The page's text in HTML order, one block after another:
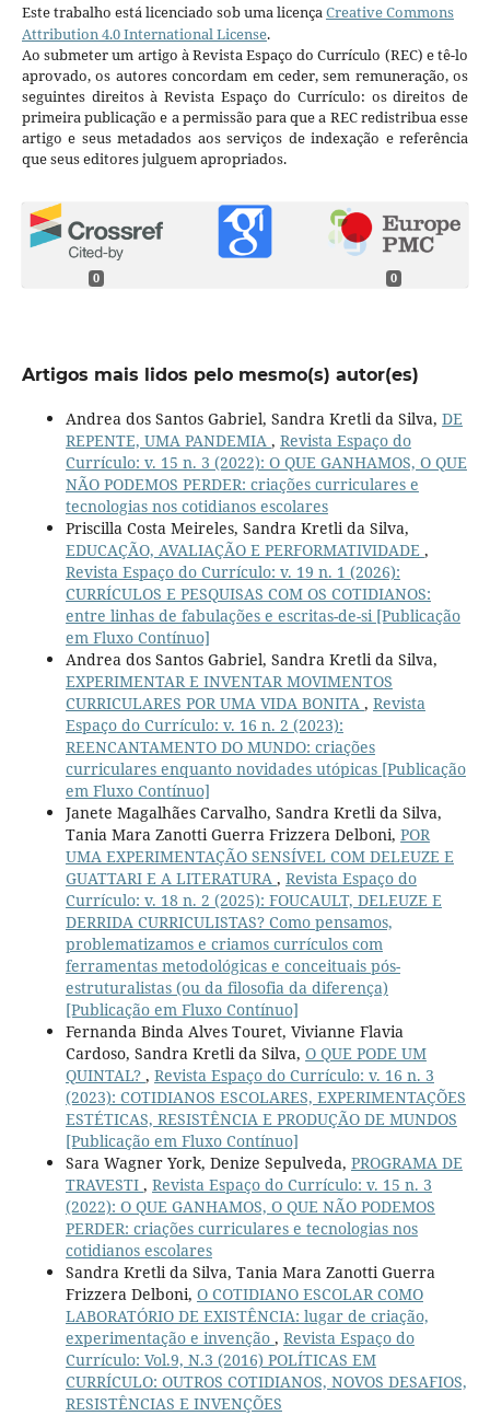
Este trabalho está licenciado sob uma licença Creative Commons
Attribution 4.0 International License.
Ao submeter um artigo à Revista Espaço do Currículo (REC) e tê-lo
aprovado, os autores concordam em ceder, sem remuneração, os
seguintes direitos à Revista Espaço do Currículo: os direitos de
primeira publicação e a permissão para que a REC redistribua esse
artigo e seus metadados aos serviços de indexação e referência
que seus editores julguem apropriados.
0 0
Artigos mais lidos pelo mesmo(s) autor(es)
Andrea dos Santos Gabriel, Sandra Kretli da Silva, DE
REPENTE, UMA PANDEMIA , Revista Espaço do
Currículo: v. 15 n. 3 (2022): O QUE GANHAMOS, O QUE
NÃO PODEMOS PERDER: criações curriculares e
tecnologias nos cotidianos escolares
Priscilla Costa Meireles, Sandra Kretli da Silva,
EDUCAÇÃO, AVALIAÇÃO E PERFORMATIVIDADE ,
Revista Espaço do Currículo: v. 19 n. 1 (2026):
CURRÍCULOS E PESQUISAS COM OS COTIDIANOS:
entre linhas de fabulações e escritas-de-si [Publicação
em Fluxo Contínuo]
Andrea dos Santos Gabriel, Sandra Kretli da Silva,
EXPERIMENTAR E INVENTAR MOVIMENTOS
CURRICULARES POR UMA VIDA BONITA , Revista
Espaço do Currículo: v. 16 n. 2 (2023):
REENCANTAMENTO DO MUNDO: criações
curriculares enquanto novidades utópicas [Publicação
em Fluxo Contínuo]
Janete Magalhães Carvalho, Sandra Kretli da Silva,
Tania Mara Zanotti Guerra Frizzera Delboni, POR
UMA EXPERIMENTAÇÃO SENSÍVEL COM DELEUZE E
GUATTARI E A LITERATURA , Revista Espaço do
Currículo: v. 18 n. 2 (2025): FOUCAULT, DELEUZE E
DERRIDA CURRICULISTAS? Como pensamos,
problematizamos e criamos currículos com
ferramentas metodológicas e conceituais pós-
estruturalistas (ou da filosofia da diferença)
[Publicação em Fluxo Contínuo]
Fernanda Binda Alves Touret, Vivianne Flavia
Cardoso, Sandra Kretli da Silva, O QUE PODE UM
QUINTAL? , Revista Espaço do Currículo: v. 16 n. 3
(2023): COTIDIANOS ESCOLARES, EXPERIMENTAÇÕES
ESTÉTICAS, RESISTÊNCIA E PRODUÇÃO DE MUNDOS
[Publicação em Fluxo Contínuo]
Sara Wagner York, Denize Sepulveda, PROGRAMA DE
TRAVESTI , Revista Espaço do Currículo: v. 15 n. 3
(2022): O QUE GANHAMOS, O QUE NÃO PODEMOS
PERDER: criações curriculares e tecnologias nos
cotidianos escolares
Sandra Kretli da Silva, Tania Mara Zanotti Guerra
Frizzera Delboni, O COTIDIANO ESCOLAR COMO
LABORATÓRIO DE EXISTÊNCIA: lugar de criação,
experimentação e invenção , Revista Espaço do
Currículo: Vol.9, N.3 (2016) POLÍTICAS EM
CURRÍCULO: OUTROS COTIDIANOS, NOVOS DESAFIOS,
RESISTÊNCIAS E INVENÇÕES